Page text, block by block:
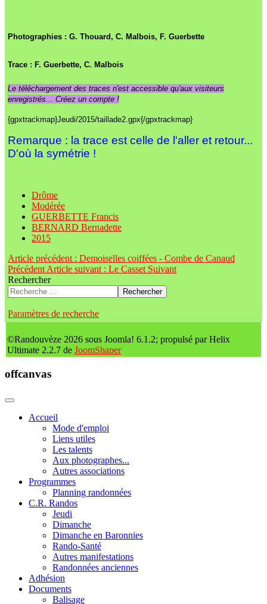
Photographies : G. Thouard, C. Malbois, F. Guerbette
Trace : F. Guerbette, C. Malbois
Le téléchargement des traces n'est accessible qu'aux visiteurs
enregistrés... Créez un compte !
{gpxtrackmap}Jeudi/2015/taillade2.gpx{/gpxtrackmap}
Remarque : la trace est celle de l'aller et retour...
D'où la symétrie !
Drôme
Modérée
GUERBETTE Francis
BERNARD Bernadette
2015
Article précédent : Demoiselles coiffées - Combe de Canaud
Précédent Article suivant : Le Casset Suivant
Rechercher
Rechercher
Paramètres de recherche
©Randouvèze 2026 sous Joomla! 6.1.2; propulsé par Helix
Ultimate 2.2.7 de JoomShaper
offcanvas
Accueil
Mode d'emploi
Liens utiles
Les talents
Aux photographes...
Autres associations
Programmes
Planning randonnées
C.R. Randos
Jeudi
Dimanche
Dimanche en Baronnies
Rando-Santé
Autres manifestations
Randonnées anciennes
Adhésion
Documents
Balisage